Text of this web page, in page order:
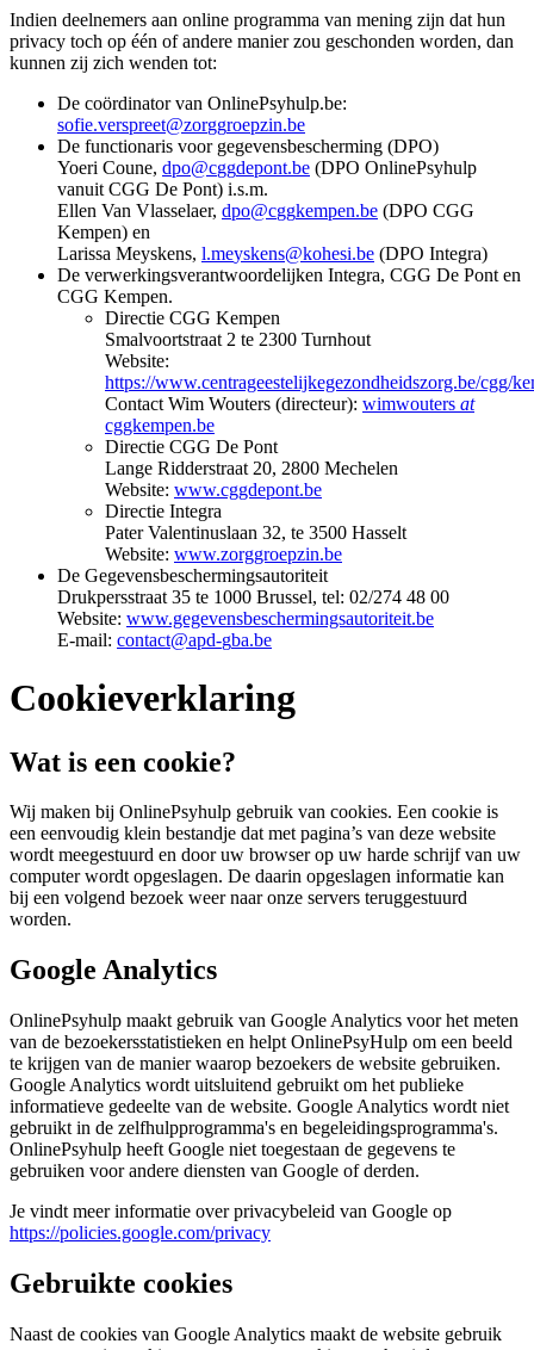
Indien deelnemers aan online programma van mening zijn dat hun
privacy toch op één of andere manier zou geschonden worden, dan
kunnen zij zich wenden tot:
De coördinator van OnlinePsyhulp.be:
sofie.verspreet@zorggroepzin.be
De functionaris voor gegevensbescherming (DPO)
Yoeri Coune, dpo@cggdepont.be (DPO OnlinePsyhulp
vanuit CGG De Pont) i.s.m.
Ellen Van Vlasselaer, dpo@cggkempen.be (DPO CGG
Kempen) en
Larissa Meyskens, l.meyskens@kohesi.be (DPO Integra)
De verwerkingsverantwoordelijken Integra, CGG De Pont en
CGG Kempen.
Directie CGG Kempen
Smalvoortstraat 2 te 2300 Turnhout
Website:
https://www.centrageestelijkegezondheidszorg.be/cgg/
Contact Wim Wouters (directeur): wimwouters at
cggkempen.be
Directie CGG De Pont
Lange Ridderstraat 20, 2800 Mechelen
Website: www.cggdepont.be
Directie Integra
Pater Valentinuslaan 32, te 3500 Hasselt
Website: www.zorggroepzin.be
De Gegevensbeschermingsautoriteit
Drukpersstraat 35 te 1000 Brussel, tel: 02/274 48 00
Website: www.gegevensbeschermingsautoriteit.be
E-mail: contact@apd-gba.be
Cookieverklaring
Wat is een cookie?
Wij maken bij OnlinePsyhulp gebruik van cookies. Een cookie is
een eenvoudig klein bestandje dat met pagina’s van deze website
wordt meegestuurd en door uw browser op uw harde schrijf van uw
computer wordt opgeslagen. De daarin opgeslagen informatie kan
bij een volgend bezoek weer naar onze servers teruggestuurd
worden.
Google Analytics
OnlinePsyhulp maakt gebruik van Google Analytics voor het meten
van de bezoekersstatistieken en helpt OnlinePsyHulp om een beeld
te krijgen van de manier waarop bezoekers de website gebruiken.
Google Analytics wordt uitsluitend gebruikt om het publieke
informatieve gedeelte van de website. Google Analytics wordt niet
gebruikt in de zelfhulpprogramma's en begeleidingsprogramma's.
OnlinePsyhulp heeft Google niet toegestaan de gegevens te
gebruiken voor andere diensten van Google of derden.
Je vindt meer informatie over privacybeleid van Google op
https://policies.google.com/privacy
Gebruikte cookies
Naast de cookies van Google Analytics maakt de website gebruik